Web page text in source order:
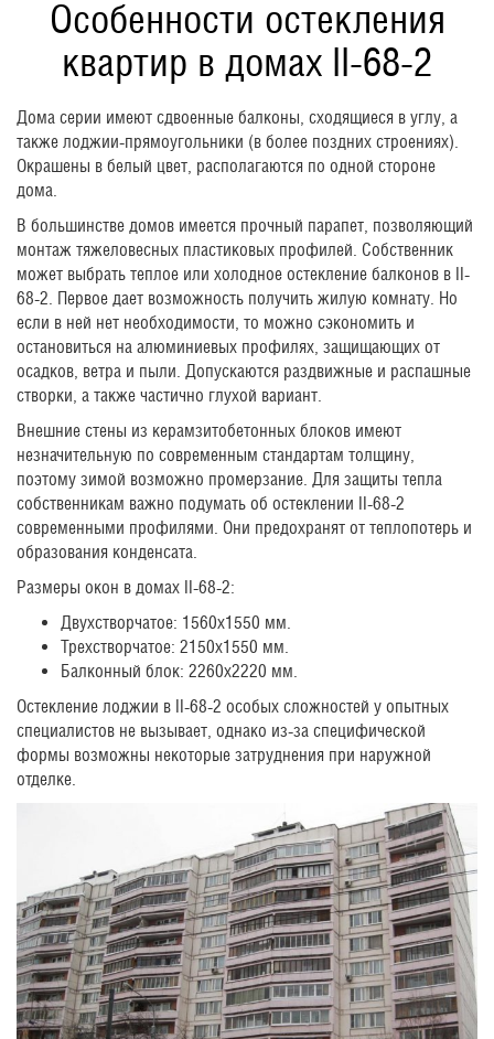
Особенности остекления
квартир в домах II-68-2
Дома серии имеют сдвоенные балконы, сходящиеся в углу, а
также лоджии-прямоугольники (в более поздних строениях).
Окрашены в белый цвет, располагаются по одной стороне
дома.
В большинстве домов имеется прочный парапет, позволяющий
монтаж тяжеловесных пластиковых профилей. Собственник
может выбрать теплое или холодное остекление балконов в II-
68-2. Первое дает возможность получить жилую комнату. Но
если в ней нет необходимости, то можно сэкономить и
остановиться на алюминиевых профилях, защищающих от
осадков, ветра и пыли. Допускаются раздвижные и распашные
створки, а также частично глухой вариант.
Внешние стены из керамзитобетонных блоков имеют
незначительную по современным стандартам толщину,
поэтому зимой возможно промерзание. Для защиты тепла
собственникам важно подумать об остеклении II-68-2
современными профилями. Они предохранят от теплопотерь и
образования конденсата.
Размеры окон в домах II-68-2:
Двухстворчатое: 1560х1550 мм.
Трехстворчатое: 2150х1550 мм.
Балконный блок: 2260х2220 мм.
Остекление лоджии в II-68-2 особых сложностей у опытных
специалистов не вызывает, однако из-за специфической
формы возможны некоторые затруднения при наружной
отделке.